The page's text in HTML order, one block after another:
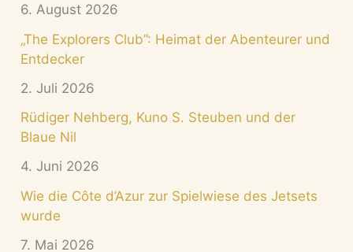
6. August 2026
„The Explorers Club”: Heimat der Abenteurer und
Entdecker
2. Juli 2026
Rüdiger Nehberg, Kuno S. Steuben und der
Blaue Nil
4. Juni 2026
Wie die Côte d’Azur zur Spielwiese des Jetsets
wurde
7. Mai 2026